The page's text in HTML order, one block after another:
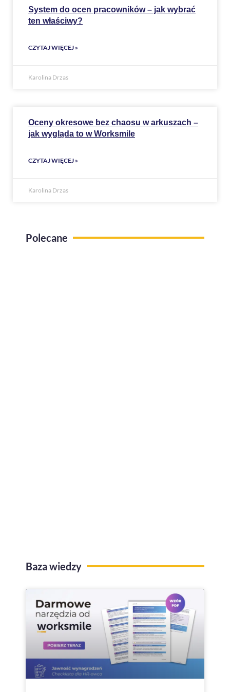
System do ocen pracowników – jak wybrać
ten właściwy?
CZYTAJ WIĘCEJ »
Karolina Drzas
Oceny okresowe bez chaosu w arkuszach –
jak wygląda to w Worksmile
CZYTAJ WIĘCEJ »
Karolina Drzas
Polecane
Baza wiedzy